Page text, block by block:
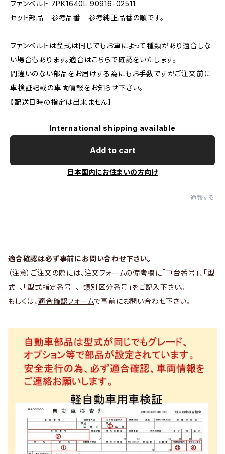
ファンベルト:7PK1640L 90916-02511
セット部品 参考品番 参考純正品番の順です。
ファンベルトは型式は同じでもお車によって種類があり適合しな
い場合もあります。適合はこちらで確認をいたします。
間違いのない部品をお届けする為にもお手数ですがご注文前に
車検証記載の車両情報をお知らせ下さい。
【配送日時の指定は出来ません】
International shipping available
Add to cart
日本国内にお住まいの方向け
通報する
適合確認は必ず事前にお問い合わせ下さい。
（注意）ご注文の際には、注文フォームの備考欄に「車台番号」、「型
式」、「型式指定番号」、「類別区分番号」をご記入下さい。
もしくは、 適合確認フォームで事前にお問い合わせ下さい。